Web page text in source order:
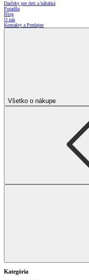
Darčeky pre deti a bábätká
Poradňa
Blog
O nás
Kontakty a Predajne
Všetko o nákupe
Kategória